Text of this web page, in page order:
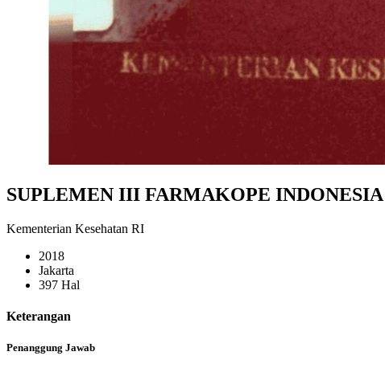
SUPLEMEN III FARMAKOPE INDONESIA
Kementerian Kesehatan RI
2018
Jakarta
397 Hal
Keterangan
Penanggung Jawab